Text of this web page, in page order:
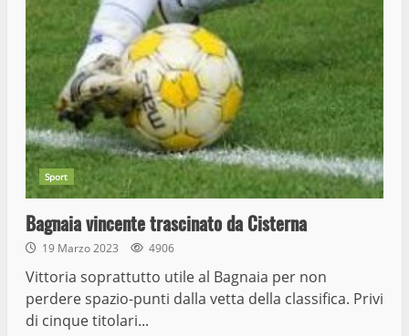
Sport
Bagnaia vincente trascinato da Cisterna
19 Marzo 2023 4906
Vittoria soprattutto utile al Bagnaia per non
perdere spazio-punti dalla vetta della classifica. Privi
di cinque titolari...